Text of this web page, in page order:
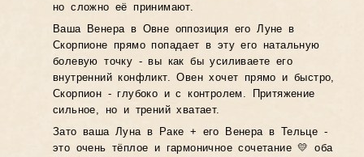
но сложно её принимают.
Ваша Венера в Овне оппозиция его Луне в
Скорпионе прямо попадает в эту его натальную
болевую точку - вы как бы усиливаете его
внутренний конфликт. Овен хочет прямо и быстро,
Скорпион - глубоко и с контролем. Притяжение
сильное, но и трений хватает.
Зато ваша Луна в Раке + его Венера в Тельце -
это очень тёплое и гармоничное сочетание 💛 оба